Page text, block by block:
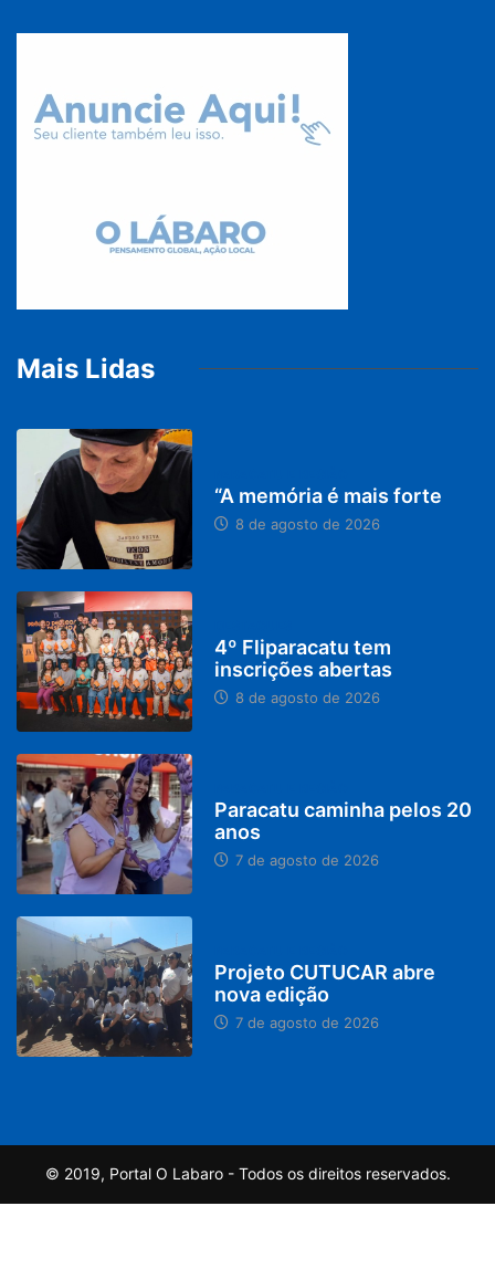
Mais Lidas
“A memória é mais forte
8 de agosto de 2026
4º Fliparacatu tem
inscrições abertas
8 de agosto de 2026
Paracatu caminha pelos 20
anos
7 de agosto de 2026
Projeto CUTUCAR abre
nova edição
7 de agosto de 2026
© 2019, Portal O Labaro - Todos os direitos reservados.